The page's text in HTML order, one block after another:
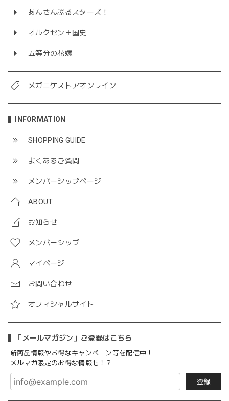
あんさんぶるスターズ！
オルクセン王国史
五等分の花嫁
メガニケストアオンライン
INFORMATION
SHOPPING GUIDE
よくあるご質問
メンバーシップページ
ABOUT
お知らせ
メンバーシップ
マイページ
お問い合わせ
オフィシャルサイト
「メールマガジン」ご登録はこちら
新商品情報やお得なキャンペーン等を配信中！
メルマガ限定のお得な情報も！？
登録